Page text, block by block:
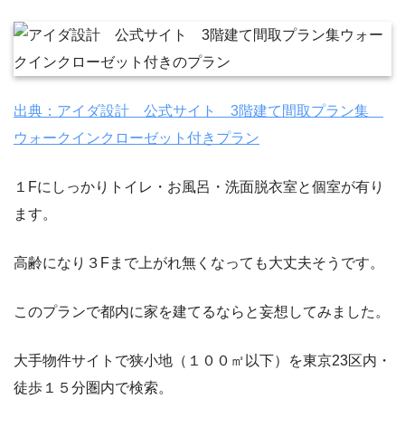
出典：アイダ設計 公式サイト 3階建て間取プラン集
ウォークインクローゼット付きプラン
１Fにしっかりトイレ・お風呂・洗面脱衣室と個室が有り
ます。
高齢になり３Fまで上がれ無くなっても大丈夫そうです。
このプランで都内に家を建てるならと妄想してみました。
大手物件サイトで狭小地（１００㎡以下）を東京23区内・
徒歩１５分圏内で検索。